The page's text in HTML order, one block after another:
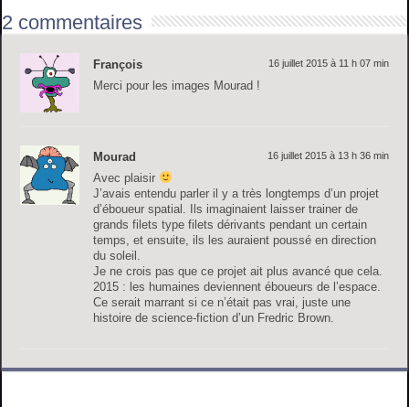
2 commentaires
François 16 juillet 2015 à 11 h 07 min
Merci pour les images Mourad !
Mourad 16 juillet 2015 à 13 h 36 min
Avec plaisir
J’avais entendu parler il y a très longtemps d’un projet
d’éboueur spatial. Ils imaginaient laisser trainer de
grands filets type filets dérivants pendant un certain
temps, et ensuite, ils les auraient poussé en direction
du soleil.
Je ne crois pas que ce projet ait plus avancé que cela.
2015 : les humaines deviennent éboueurs de l’espace.
Ce serait marrant si ce n’était pas vrai, juste une
histoire de science-fiction d’un Fredric Brown.